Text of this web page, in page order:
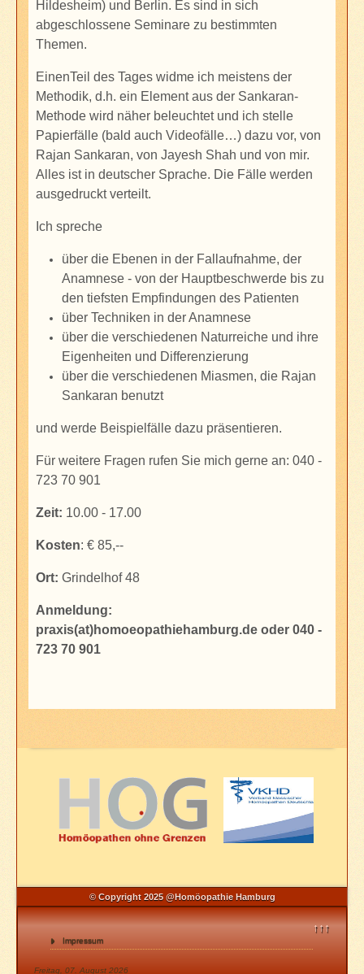
© Copyright 2025 @Homöopathie Hamburg
↑↑↑
Impressum
Freitag, 07. August 2026
Hildesheim) und Berlin. Es sind in sich
abgeschlossene Seminare zu bestimmten
Themen.
EinenTeil des Tages widme ich meistens der
Methodik, d.h. ein Element aus der Sankaran-
Methode wird näher beleuchtet und ich stelle
Papierfälle (bald auch Videofälle…) dazu vor, von
Rajan Sankaran, von Jayesh Shah und von mir.
Alles ist in deutscher Sprache. Die Fälle werden
ausgedruckt verteilt.
Ich spreche
über die Ebenen in der Fallaufnahme, der
Anamnese - von der Hauptbeschwerde bis zu
den tiefsten Empfindungen des Patienten
über Techniken in der Anamnese
über die verschiedenen Naturreiche und ihre
Eigenheiten und Differenzierung
über die verschiedenen Miasmen, die Rajan
Sankaran benutzt
und werde Beispielfälle dazu präsentieren.
Für weitere Fragen rufen Sie mich gerne an: 040 -
723 70 901
Zeit: 10.00 - 17.00
Kosten: € 85,--
Ort: Grindelhof 48
Anmeldung:
praxis(at)homoeopathiehamburg.de oder 040 -
723 70 901